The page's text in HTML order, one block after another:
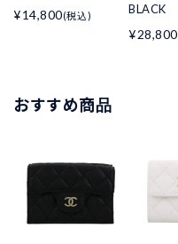
¥14,800(税込)
BLACK
¥28,800
おすすめ商品